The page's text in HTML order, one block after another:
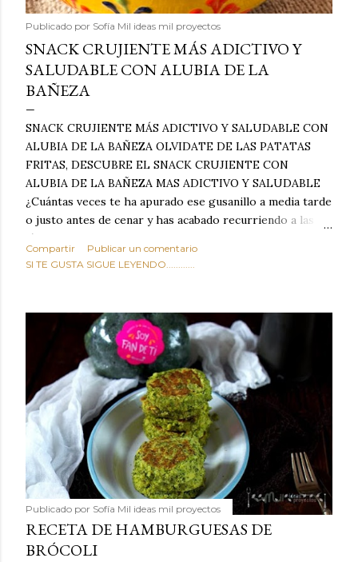
Publicado por Sofía Mil ideas mil proyectos
SNACK CRUJIENTE MÁS ADICTIVO Y
SALUDABLE CON ALUBIA DE LA
BAÑEZA
SNACK CRUJIENTE MÁS ADICTIVO Y SALUDABLE CON
ALUBIA DE LA BAÑEZA OLVIDATE DE LAS PATATAS
FRITAS, DESCUBRE EL SNACK CRUJIENTE CON
ALUBIA DE LA BAÑEZA MAS ADICTIVO Y SALUDABLE
¿Cuántas veces te ha apurado ese gusanillo a media tarde
o justo antes de cenar y has acabado recurriendo a las
típicas patatas de bolsa, frutos secos fritos o snacks
ultraprocesados llenos de grasas saturadas y sodio?
sabroso, con ese toque tostado y crujiente que tanto nos
satisface. Estas alubias crujientes al horno van a cambiar
por completo tu forma de ver las legumbres. Olvídate de
asociar las alubias únicamente a los guisos tradicionales y
copiosos de invierno. Con esta receta simple pero
revolucionaria, transformaremos un ingrediente tan
humilde como la alubia de La Bañeza en un snack ligero,
dorado, cargado de proteína y 100% natural. Es el
sustituto perfecto a los frutos se...
Compartir
Publicar un comentario
SI TE GUSTA SIGUE LEYENDO............
Publicado por Sofía Mil ideas mil proyectos
RECETA DE HAMBURGUESAS DE
BRÓCOLI